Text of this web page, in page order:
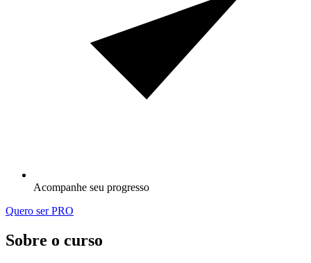
Acompanhe seu progresso
Quero ser PRO
Sobre o curso